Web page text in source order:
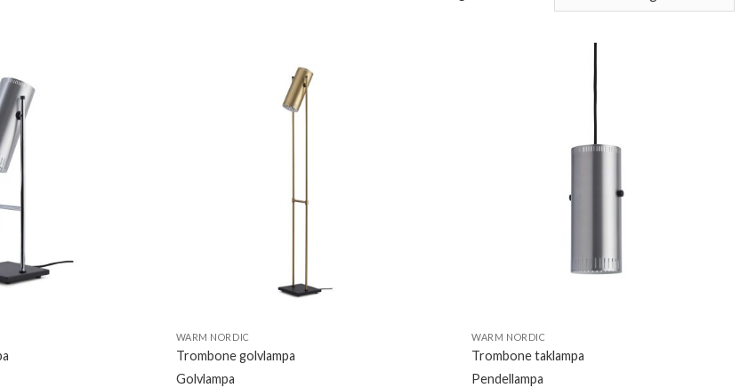
WARM NORDIC
Trombone golvlampa
Golvlampa
WARM NORDIC
Trombone taklampa
Pendellampa